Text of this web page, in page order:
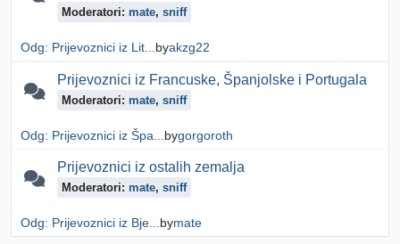
Moderatori: mate, sniff
Odg: Prijevoznici iz Lit... byakzg22
Prijevoznici iz Francuske, Španjolske i Portugala
Moderatori: mate, sniff
Odg: Prijevoznici iz Špa... bygorgoroth
Prijevoznici iz ostalih zemalja
Moderatori: mate, sniff
Odg: Prijevoznici iz Bje... bymate